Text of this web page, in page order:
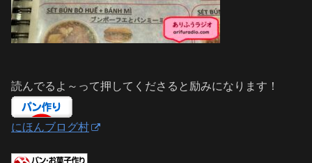
読んでるよ～って押してくださると励みになります！
にほんブログ村